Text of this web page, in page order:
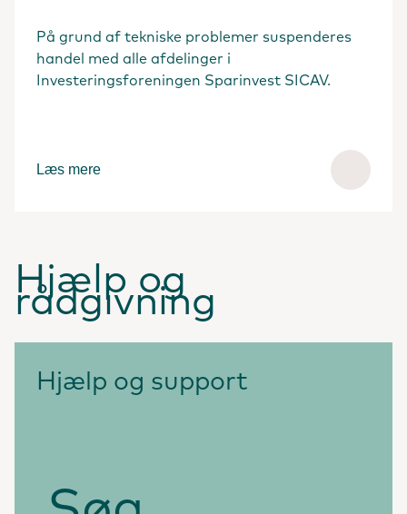
På grund af tekniske problemer suspenderes
handel med alle afdelinger i
Investeringsforeningen Sparinvest SICAV.
Læs mere
Hjælp og
rådgivning
Hjælp og support
Søg